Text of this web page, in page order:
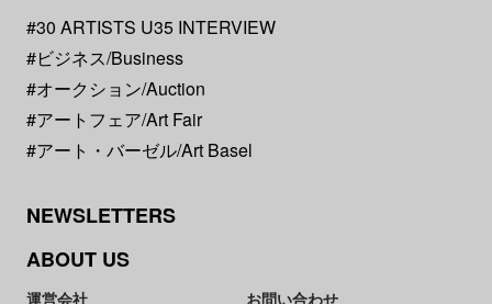
#30 ARTISTS U35 INTERVIEW
#ビジネス/Business
#オークション/Auction
#アートフェア/Art Fair
#アート・バーゼル/Art Basel
NEWSLETTERS
ABOUT US
運営会社 お問い合わせ